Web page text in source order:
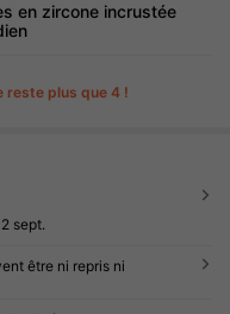
en zircone incrustée
reste plus que 4 !
sept.
être ni repris ni